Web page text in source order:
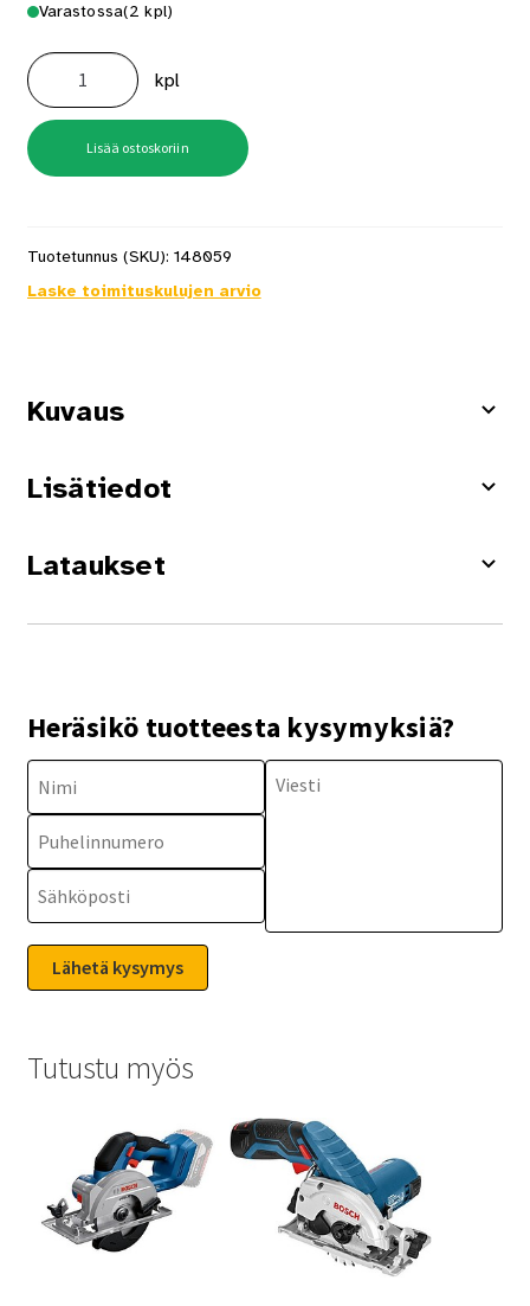
Varastossa(2 kpl)
Käsipyörösaha
Bosch
GKS
18V-
57
2GX
Solo
L-
Boxx
kpl
Lisää ostoskoriin
Tuotetunnus (SKU): 148059
Laske toimituskulujen arvio
Kuvaus
Lisätiedot
Lataukset
Heräsikö tuotteesta kysymyksiä?
Tutustu myös